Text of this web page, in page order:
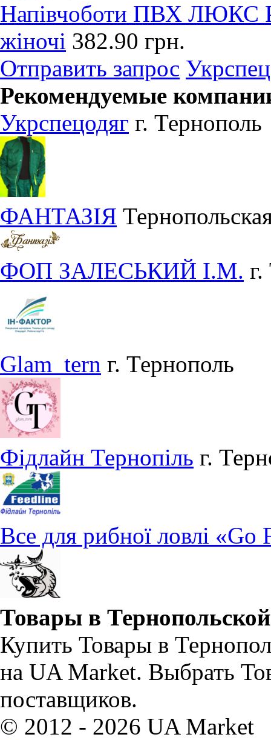
Напівчоботи ПВХ ЛЮКС
жіночі 382.90 грн.
Отправить запрос
Рекомендуемые
Укрспецодяг г. Тернополь
ФАНТАЗІЯ
ФОП ЗАЛЕСЬКИЙ І.М.
Glam_tern г. Тернополь
Фідлайн Тернопіль г.
Все для рибної ловлі «Go
Товары в
Купить Товары в
на UA Market. Выбрать
поставщиков.
© 2012 - 2026 UA Market